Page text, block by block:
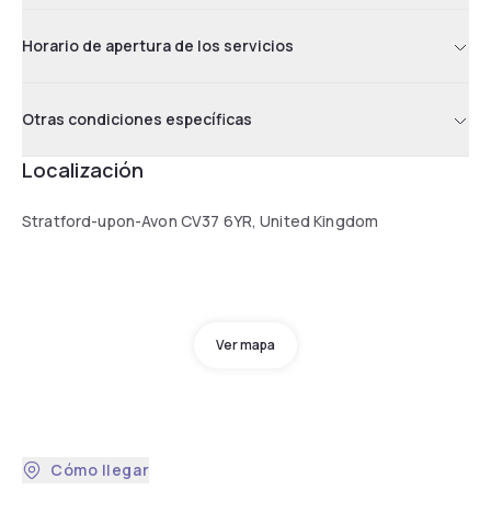
Horario de apertura de los servicios
Otras condiciones específicas
Localización
Stratford-upon-Avon CV37 6YR, United Kingdom
Ver mapa
Cómo llegar